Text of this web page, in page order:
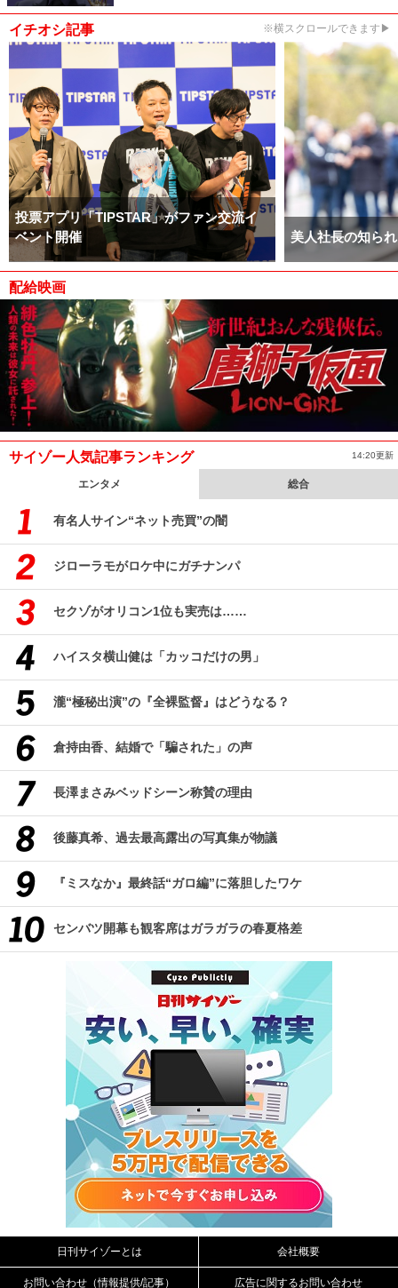
イチオシ記事 ※横スクロールできます▶
投票アプリ「TIPSTAR」がファン交流イ
ベント開催
美人社長の知ら
配給映画
サイゾー人気記事ランキング 14:20更新
エンタメ 総合
有名人サイン“ネット売買”の闇
ジローラモがロケ中にガチナンパ
セクゾがオリコン1位も実売は……
ハイスタ横山健は「カッコだけの男」
瀧“極秘出演”の『全裸監督』はどうなる？
倉持由香、結婚で「騙された」の声
長澤まさみベッドシーン称賛の理由
後藤真希、過去最高露出の写真集が物議
『ミスなか』最終話“ガロ編”に落胆したワケ
センバツ開幕も観客席はガラガラの春夏格差
日刊サイゾーとは 会社概要
お問い合わせ（情報提供/記事） 広告に関するお問い合わせ